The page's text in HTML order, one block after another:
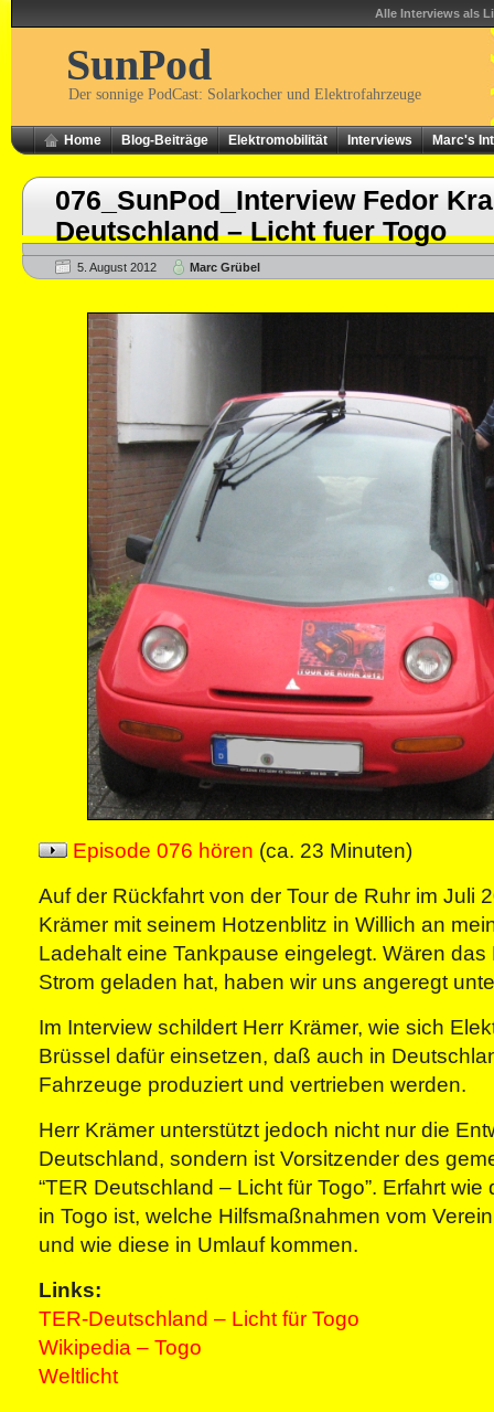
Alle Interviews als
SunPod
Der sonnige PodCast: Solarkocher und Elektrofahrzeuge
Home Blog-Beiträge Elektromobilität Interviews Marc's
076_SunPod_Interview Fedor
Deutschland – Licht fuer Togo
5. August 2012 Marc Grübel
Episode 076 hören (ca. 23 Minuten)
Auf der Rückfahrt von der Tour de Ruhr im Juli
Krämer mit seinem Hotzenblitz in Willich an
Ladehalt eine Tankpause eingelegt. Wären
Strom geladen hat, haben wir uns angeregt
Im Interview schildert Herr Krämer, wie sich
Brüssel dafür einsetzen, daß auch in
Fahrzeuge produziert und vertrieben werden.
Herr Krämer unterstützt jedoch nicht nur die
Deutschland, sondern ist Vorsitzender des
“TER Deutschland – Licht für Togo”. Erfahrt
in Togo ist, welche Hilfsmaßnahmen vom
und wie diese in Umlauf kommen.
Links:
TER-Deutschland – Licht für Togo
Wikipedia – Togo
Weltlicht